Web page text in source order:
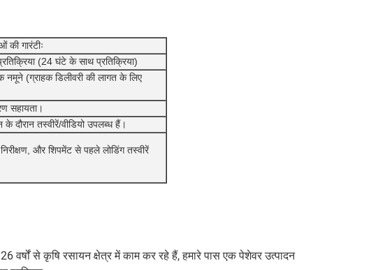
की गारंटीः
(24 घंटे के साथ प्रतिक्रिया)
नमूने (ग्राहक डिलीवरी की लागत के लिए
सहायता।
के दौरान तस्वीरें/वीडियो उपलब्ध हैं।
और शिपमेंट से पहले लोडिंग तस्वीरें
से कृषि रसायन क्षेत्र में काम कर रहे हैं, हमारे पास एक पेशेवर उत्पादन